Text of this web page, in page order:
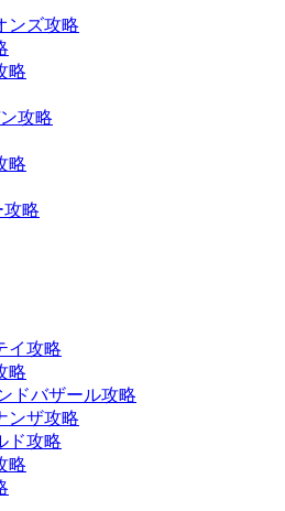
ンズ攻略
略
攻略
略
略
イ攻略
略
ドバザール攻略
ンザ攻略
ド攻略
略